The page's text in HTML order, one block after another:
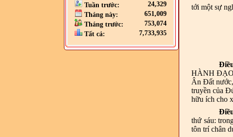
Tuần trước:
24,329
Tháng này:
651,009
Tháng trước:
753,074
Tất cả:
7,733,935
tới một sự
HÀNH ĐẠO
Ân Đất
truyền của
hữu ích cho
thứ sáu:
tôn trí chân